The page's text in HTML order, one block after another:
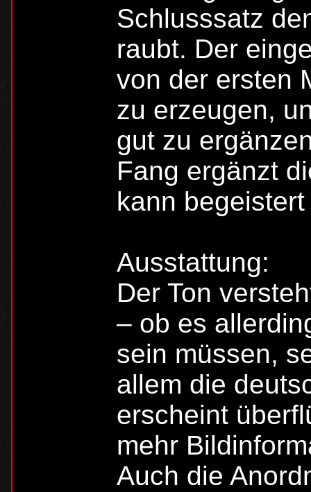
Schlusssatz
raubt. Der
von der ersten
zu erzeugen,
gut zu
Fang ergänzt
kann
Ausstattung:
Der Ton
– ob es
sein müssen,
allem die
erscheint
mehr
Auch die